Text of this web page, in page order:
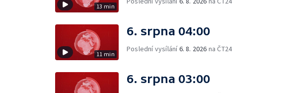
13 min
11 min
6. srpna 04:00
Poslední vysílání6. 8. 2026 na ČT24
6. srpna 03:00